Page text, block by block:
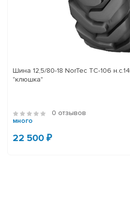
Шина 12,5/80-18 NorTec TC-106
"клюшка"
0 отзывов
много
22 500 ₽